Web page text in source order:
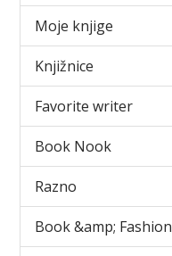
Moje knjige
Knjižnice
Favorite writer
Book Nook
Razno
Book &amp; Fashion